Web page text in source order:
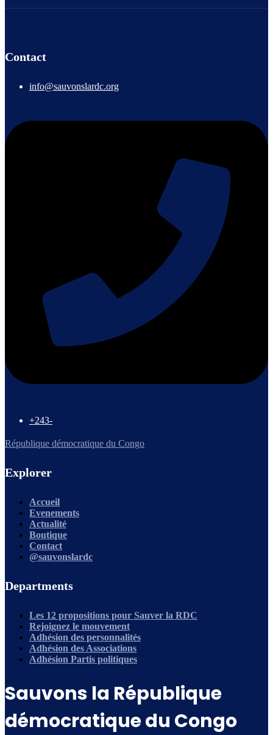
Contact
info@sauvonslardc.org
+243-
République démocratique du Congo
Explorer
Accueil
Evenements
Actualité
Boutique
Contact
@sauvonslardc
Departments
Les 12 propositions pour Sauver la RDC
Rejoignez le mouvement
Adhésion des personnalités
Adhésion des Associations
Adhésion Partis politiques
Sauvons la République
démocratique du Congo